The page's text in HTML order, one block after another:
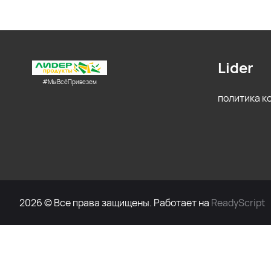
#МыВсёПривезем
Lider
политика
2026 © Все права защищены. Работает на ReadyScript